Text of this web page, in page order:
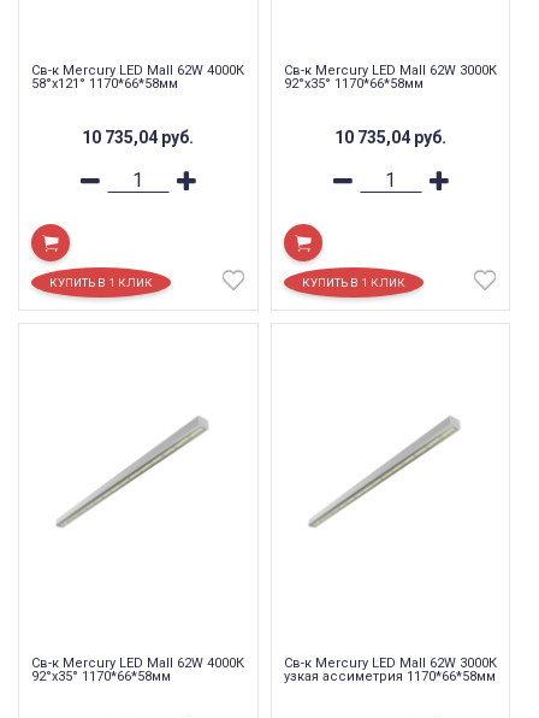
Св-к Mercury LED Mall 62W 4000К
58°x121° 1170*66*58мм
10 735,04 руб.
Св-к Mercury LED Mall 62W 3000К
92°x35° 1170*66*58мм
10 735,04 руб.
Св-к Mercury LED Mall 62W 4000К
92°x35° 1170*66*58мм
Св-к Mercury LED Mall 62W 3000К
узкая ассиметрия 1170*66*58мм